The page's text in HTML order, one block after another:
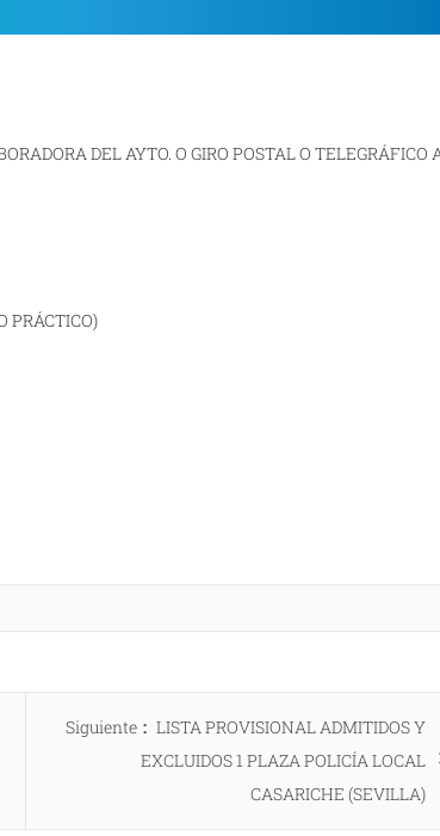
DEL AYTO. O GIRO POSTAL O TELEGRÁFICO
PRÁCTICO)
Siguiente
Entrada
siguiente:
LISTA PROVISIONAL ADMITIDOS Y
EXCLUIDOS 1 PLAZA POLICÍA LOCAL
CASARICHE (SEVILLA)